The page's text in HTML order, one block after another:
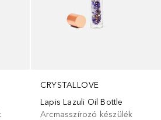
CRYSTALLOVE
Lapis Lazuli Oil Bottle
Arcmasszírozó készülék